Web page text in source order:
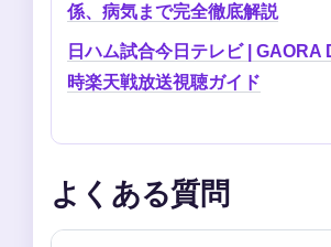
係、病気まで完全徹底解説
日ハム試合今日テレビ | GAORA
時楽天戦放送視聴ガイド
よくある質問